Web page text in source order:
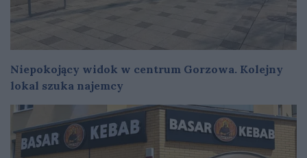
Niepokojący widok w centrum Gorzowa. Kolejny
lokal szuka najemcy